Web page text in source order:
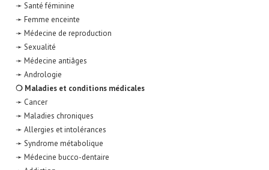
➛ Santé féminine
➛ Femme enceinte
➛ Médecine de reproduction
➛ Sexualité
➛ Médecine antiâges
➛ Andrologie
❍ Maladies et conditions médicales
➛ Cancer
➛ Maladies chroniques
➛ Allergies et intolérances
➛ Syndrome métabolique
➛ Médecine bucco-dentaire